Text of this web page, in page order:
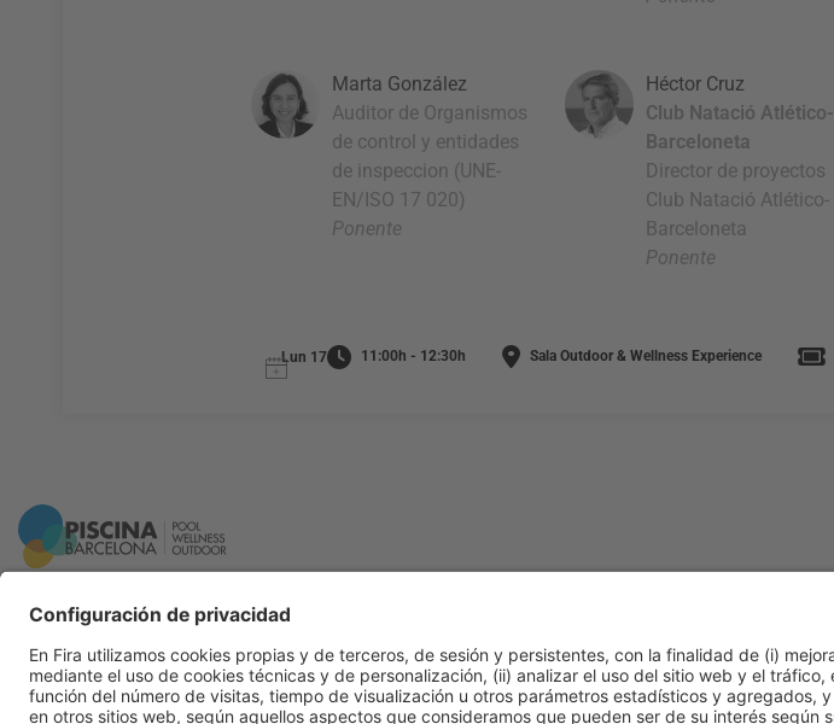
Marta González
Auditor de Organismos
de control y entidades
de inspeccion (UNE-
EN/ISO 17 020)
Ponente
Héctor Cruz
Club Natació Atlético-
Barceloneta
Director de proyectos
Club Natació Atlético-
Barceloneta
Ponente
Lun 17 11:00h - 12:30h Sala Outdoor & Wellness Experience
Información general
Política de privacidad
Política de cookies